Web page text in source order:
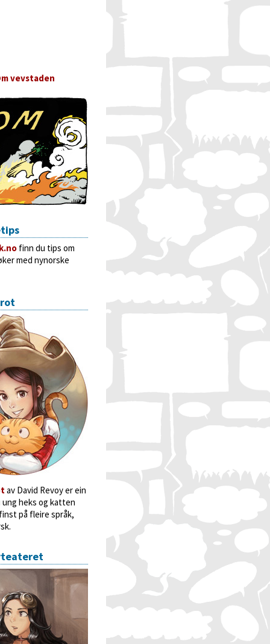
vevstaden
finn du tips om
med nynorske
av David Revoy er ein
heks og katten
på fleire språk,